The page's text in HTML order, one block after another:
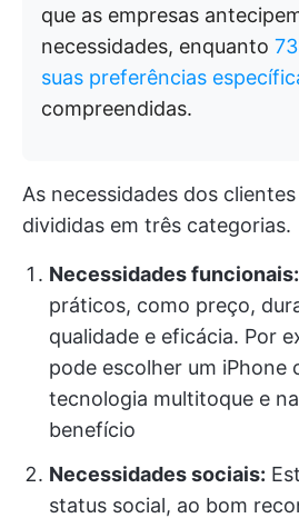
que as empresas
necessidades, enquanto
suas preferências
compreendidas.
As necessidades dos
divididas em três categorias.
Necessidades funcionais:
práticos, como preço,
qualidade e eficácia. Por
pode escolher um iPhone
tecnologia multitoque e
benefício
Necessidades sociais:
status social, ao bom